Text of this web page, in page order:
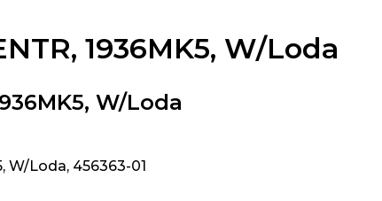
1936MK5, W/Loda
W/Loda
W/Loda, 456363-01